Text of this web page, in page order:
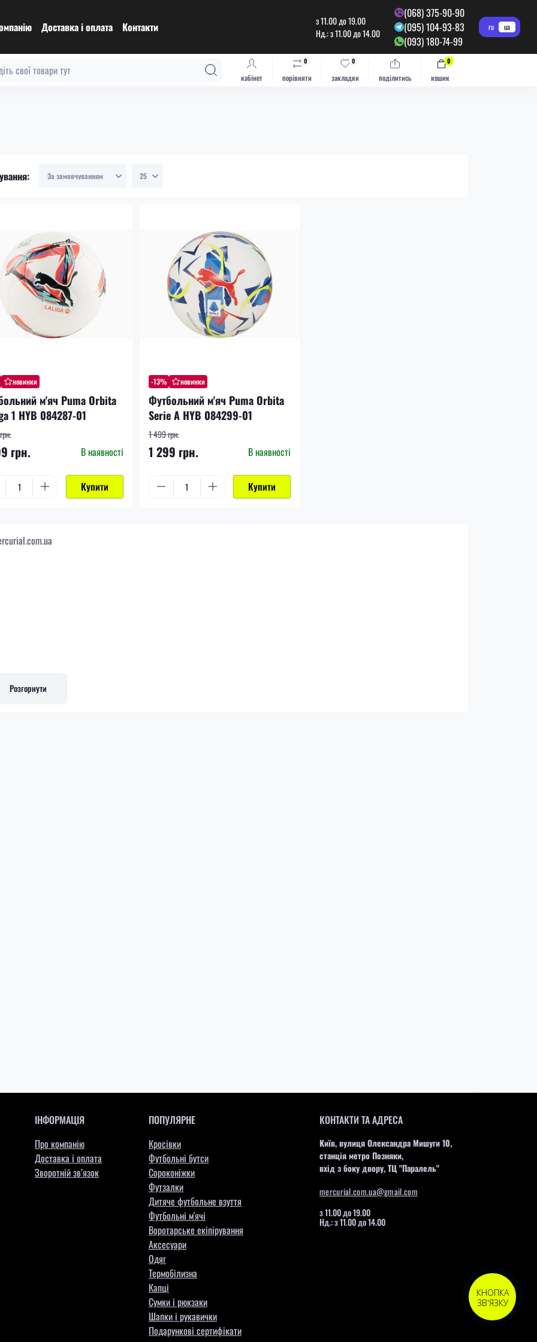
Доставка і оплата Контакти
з 11.00 до 19.00
Нд.: з 11.00 до 14.00
(068) 375-90-90
(095) 104-93-83
(093) 180-74-99
ru ua
кабінет порівняти
0
закладки
0
поділитись кошик
0
новинки
м'яч Puma Orbita
1 HYB 084287-01
грн. В наявності
Купити
-13% новинки
Футбольний м'яч Puma Orbita
Serie A HYB 084299-01
1 499 грн.
1 299 грн. В наявності
Купити
Розгорнути
ІНФОРМАЦІЯ
Про компанію
Доставка і оплата
Зворотній зв’язок
ПОПУЛЯРНЕ
Кросівки
Футбольні бутси
Сороконіжки
Футзалки
Дитяче футбольне взуття
Футбольні м'ячі
Воротарське екіпірування
Aксесуари
Одяг
Термобілизна
Капці
Сумки і рюкзаки
Шапки і рукавички
Подарункові сертифікати
КОНТАКТИ ТА АДРЕСА
Київ, вулиця Олександра Мишуги 10,
станція метро Позняки,
вхід з боку двору, ТЦ "Паралель"
mercurial.com.ua@gmail.com
з 11.00 до 19.00
Нд.: з 11.00 до 14.00
КНОПКА
ЗВ'ЯЗКУ